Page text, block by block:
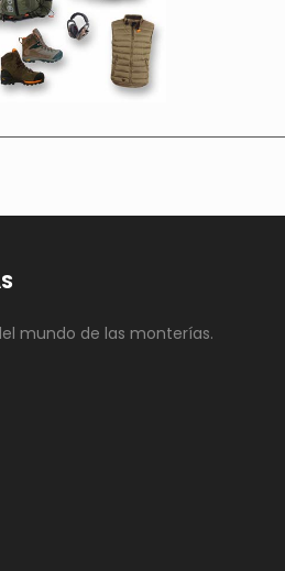
mundo de las monterías.